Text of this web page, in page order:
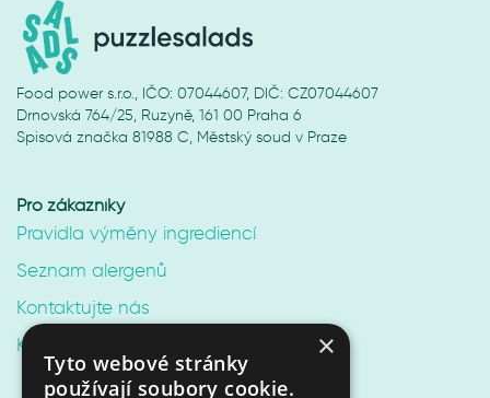
Food power s.r.o., IČO: 07044607, DIČ: CZ07044607
Drnovská 764/25, Ruzyně, 161 00 Praha 6
Spisová značka 81988 C, Městský soud v Praze
Pro zákazníky
Pravidla výměny ingrediencí
Seznam alergenů
Kontaktujte nás
Kariéra v Puzzle Salads
×
Tyto webové stránky
používají soubory cookie.